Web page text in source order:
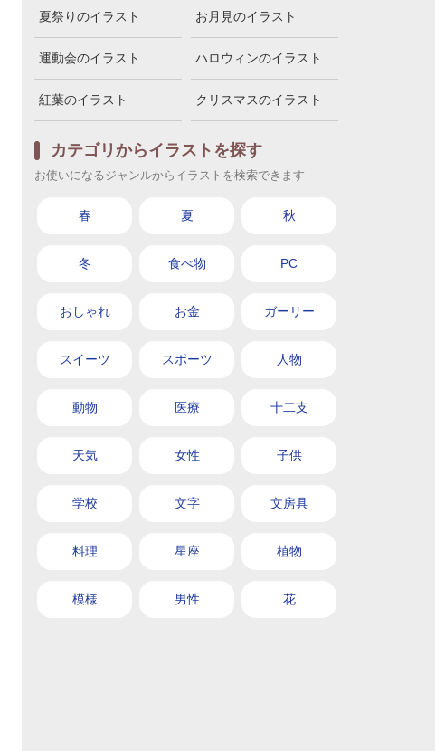
夏祭りのイラスト お月見のイラスト
運動会のイラスト ハロウィンのイラスト
紅葉のイラスト クリスマスのイラスト
カテゴリからイラストを探す
お使いになるジャンルからイラストを検索できます
春 夏 秋
冬 食べ物 PC
おしゃれ お金 ガーリー
スイーツ スポーツ 人物
動物 医療 十二支
天気 女性 子供
学校 文字 文房具
料理 星座 植物
模様 男性 花